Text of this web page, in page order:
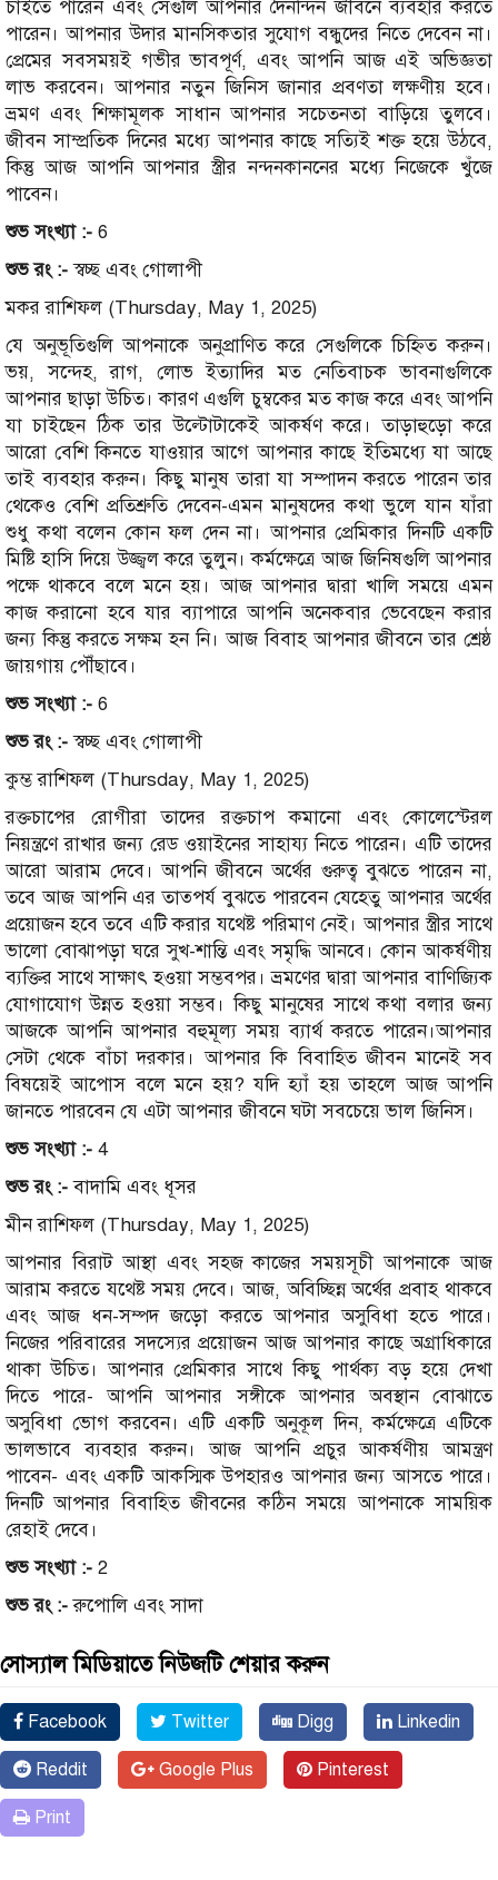
চাইতে পারেন এবং সেগুলি আপনার দৈনন্দিন জীবনে ব্যবহার করতে
পারেন। আপনার উদার মানসিকতার সুযোগ বন্ধুদের নিতে দেবেন না।
প্রেমের সবসময়ই গভীর ভাবপূর্ণ, এবং আপনি আজ এই অভিজ্ঞতা
লাভ করবেন। আপনার নতুন জিনিস জানার প্রবণতা লক্ষণীয় হবে।
ভ্রমণ এবং শিক্ষামূলক সাধান আপনার সচেতনতা বাড়িয়ে তুলবে।
জীবন সাম্প্রতিক দিনের মধ্যে আপনার কাছে সত্যিই শক্ত হয়ে উঠবে,
কিন্তু আজ আপনি আপনার স্ত্রীর নন্দনকাননের মধ্যে নিজেকে খুঁজে
পাবেন।
শুভ সংখ্যা :- 6
শুভ রং :-স্বচ্ছ এবং গোলাপী
মকর রাশিফল (Thursday, May 1, 2025)
যে অনুভূতিগুলি আপনাকে অনুপ্রাণিত করে সেগুলিকে চিহ্নিত করুন।
ভয়, সন্দেহ, রাগ, লোভ ইত্যাদির মত নেতিবাচক ভাবনাগুলিকে
আপনার ছাড়া উচিত। কারণ এগুলি চুম্বকের মত কাজ করে এবং আপনি
যা চাইছেন ঠিক তার উল্টোটাকেই আকর্ষণ করে। তাড়াহুড়ো করে
আরো বেশি কিনতে যাওয়ার আগে আপনার কাছে ইতিমধ্যে যা আছে
তাই ব্যবহার করুন। কিছু মানুষ তারা যা সম্পাদন করতে পারেন তার
থেকেও বেশি প্রতিশ্রুতি দেবেন-এমন মানুষদের কথা ভুলে যান যাঁরা
শুধু কথা বলেন কোন ফল দেন না। আপনার প্রেমিকার দিনটি একটি
মিষ্টি হাসি দিয়ে উজ্জ্বল করে তুলুন। কর্মক্ষেত্রে আজ জিনিষগুলি আপনার
পক্ষে থাকবে বলে মনে হয়। আজ আপনার দ্বারা খালি সময়ে এমন
কাজ করানো হবে যার ব্যাপারে আপনি অনেকবার ভেবেছেন করার
জন্য কিন্তু করতে সক্ষম হন নি। আজ বিবাহ আপনার জীবনে তার শ্রেষ্ঠ
জায়গায় পৌঁছাবে।
শুভ সংখ্যা :- 6
শুভ রং :-স্বচ্ছ এবং গোলাপী
কুম্ভ রাশিফল (Thursday, May 1, 2025)
রক্তচাপের রোগীরা তাদের রক্তচাপ কমানো এবং কোলেস্টেরল
নিয়ন্ত্রণে রাখার জন্য রেড ওয়াইনের সাহায্য নিতে পারেন। এটি তাদের
আরো আরাম দেবে। আপনি জীবনে অর্থের গুরুত্ব বুঝতে পারেন না,
তবে আজ আপনি এর তাত্পর্য বুঝতে পারবেন যেহেতু আপনার অর্থের
প্রয়োজন হবে তবে এটি করার যথেষ্ট পরিমাণ নেই। আপনার স্ত্রীর সাথে
ভালো বোঝাপড়া ঘরে সুখ-শান্তি এবং সমৃদ্ধি আনবে। কোন আকর্ষণীয়
ব্যক্তির সাথে সাক্ষাৎ হওয়া সম্ভবপর। ভ্রমণের দ্বারা আপনার বাণিজ্যিক
যোগাযোগ উন্নত হওয়া সম্ভব। কিছু মানুষের সাথে কথা বলার জন্য
আজকে আপনি আপনার বহুমূল্য সময় ব্যার্থ করতে পারেন।আপনার
সেটা থেকে বাঁচা দরকার। আপনার কি বিবাহিত জীবন মানেই সব
বিষয়েই আপোস বলে মনে হয়? যদি হ্যাঁ হয় তাহলে আজ আপনি
জানতে পারবেন যে এটা আপনার জীবনে ঘটা সবচেয়ে ভাল জিনিস।
শুভ সংখ্যা :- 4
শুভ রং :-বাদামি এবং ধূসর
মীন রাশিফল (Thursday, May 1, 2025)
আপনার বিরাট আস্থা এবং সহজ কাজের সময়সূচী আপনাকে আজ
আরাম করতে যথেষ্ট সময় দেবে। আজ, অবিচ্ছিন্ন অর্থের প্রবাহ থাকবে
এবং আজ ধন-সম্পদ জড়ো করতে আপনার অসুবিধা হতে পারে।
নিজের পরিবারের সদস্যের প্রয়োজন আজ আপনার কাছে অগ্রাধিকারে
থাকা উচিত। আপনার প্রেমিকার সাথে কিছু পার্থক্য বড় হয়ে দেখা
দিতে পারে- আপনি আপনার সঙ্গীকে আপনার অবস্থান বোঝাতে
অসুবিধা ভোগ করবেন। এটি একটি অনুকূল দিন, কর্মক্ষেত্রে এটিকে
ভালভাবে ব্যবহার করুন। আজ আপনি প্রচুর আকর্ষণীয় আমন্ত্রণ
পাবেন- এবং একটি আকস্মিক উপহারও আপনার জন্য আসতে পারে।
দিনটি আপনার বিবাহিত জীবনের কঠিন সময়ে আপনাকে সাময়িক
রেহাই দেবে।
শুভ সংখ্যা :- 2
শুভ রং :-রুপোলি এবং সাদা
সোস্যাল মিডিয়াতে নিউজটি শেয়ার করুন
Facebook Twitter Digg Linkedin
Reddit Google Plus Pinterest
Print